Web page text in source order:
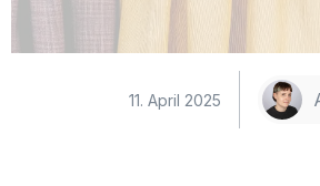
11. April 2025